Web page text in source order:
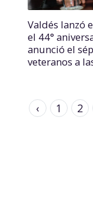
Valdés lanzó
el 44°
anunció el
veteranos a
‹ 1 2